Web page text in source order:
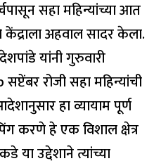
सहा महिन्यांच्या आत
अहवाल सादर केला.
यांनी गुरुवारी
रोजी सहा महिन्यांची
हा व्यायाम पूर्ण
करणे हे एक विशाल क्षेत्र
या उद्देशाने त्यांच्या